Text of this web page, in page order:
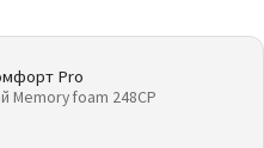
Pro
Memory foam 248CP